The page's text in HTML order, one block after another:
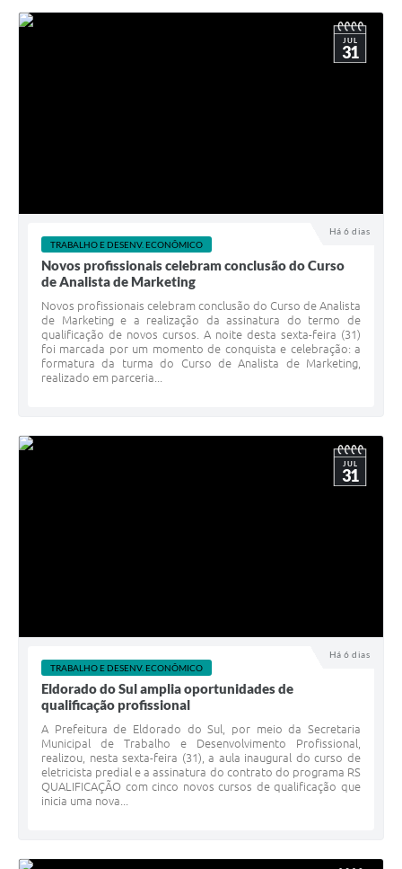
Há 6 dias
JUL
31
TRABALHO E DESENV. ECONÔMICO
Novos profissionais celebram conclusão do Curso
de Analista de Marketing
Novos profissionais celebram conclusão do Curso de Analista
de Marketing e a realização da assinatura do termo de
qualificação de novos cursos. A noite desta sexta-feira (31)
foi marcada por um momento de conquista e celebração: a
formatura da turma do Curso de Analista de Marketing,
realizado em parceria...
Há 6 dias
JUL
31
TRABALHO E DESENV. ECONÔMICO
Eldorado do Sul amplia oportunidades de
qualificação profissional
A Prefeitura de Eldorado do Sul, por meio da Secretaria
Municipal de Trabalho e Desenvolvimento Profissional,
realizou, nesta sexta-feira (31), a aula inaugural do curso de
eletricista predial e a assinatura do contrato do programa RS
QUALIFICAÇÃO com cinco novos cursos de qualificação que
inicia uma nova...